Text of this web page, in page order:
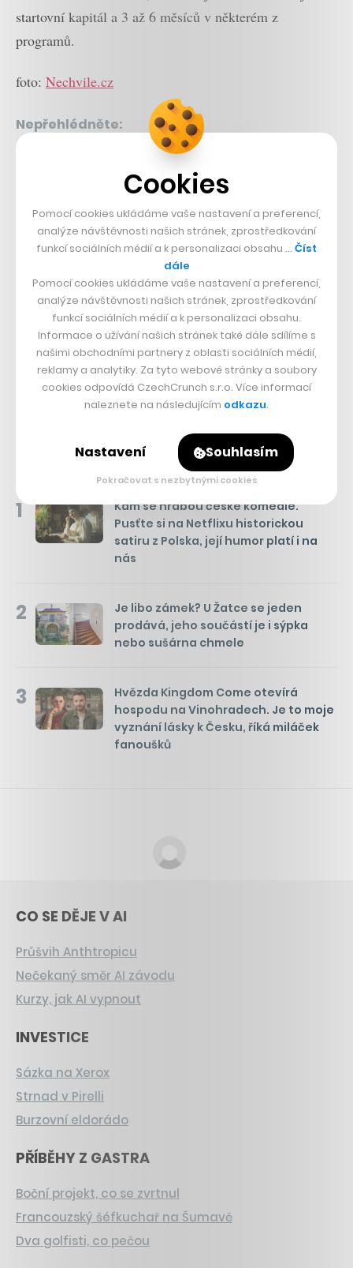
startovní kapitál a 3 až 6 měsíců v některém z
programů.
foto: Nechvile.cz
Nepřehlédněte:
Sdílet článek
Přejít do diskuze
1
Kam se hrabou české komedie.
Pusťte si na Netflixu historickou
satiru z Polska, její humor platí i na
nás
2
Je libo zámek? U Žatce se jeden
prodává, jeho součástí je i sýpka
nebo sušárna chmele
3
Hvězda Kingdom Come otevírá
hospodu na Vinohradech. Je to moje
vyznání lásky k Česku, říká miláček
fanoušků
CO SE DĚJE V AI
Průšvih Anthtropicu
Nečekaný směr AI závodu
Kurzy, jak AI vypnout
INVESTICE
Sázka na Xerox
Strnad v Pirelli
Burzovní eldorádo
PŘÍBĚHY Z GASTRA
Boční projekt, co se zvrtnul
Francouzský šéfkuchař na Šumavě
Dva golfisti, co pečou
Cookies
Pomocí cookies ukládáme vaše nastavení a preferencí,
analýze návštěvnosti našich stránek, zprostředkování
funkcí sociálních médií a k personalizaci obsahu … Číst
dále
Pomocí cookies ukládáme vaše nastavení a preferencí,
analýze návštěvnosti našich stránek, zprostředkování
funkcí sociálních médií a k personalizaci obsahu.
Informace o užívání našich stránek také dále sdílíme s
našimi obchodními partnery z oblasti sociálních médií,
reklamy a analytiky. Za tyto webové stránky a soubory
cookies odpovídá CzechCrunch s.r.o. Více informací
naleznete na následujícím odkazu.
Nastavení Souhlasím
Pokračovat s nezbytnými cookies